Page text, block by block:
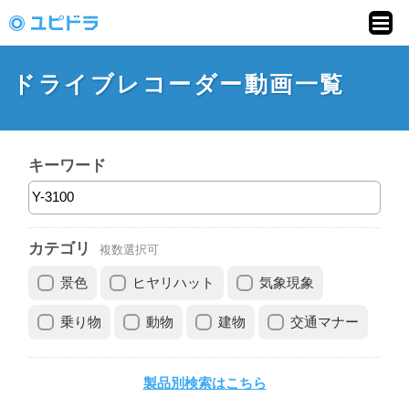
動画投稿サイト「ユ
ピドラ」
ドライブレコーダー動画一覧
キーワード
カテゴリ 複数選択可
景色 ヒヤリハット 気象現象
乗り物 動物 建物 交通マナー
製品別検索はこちら